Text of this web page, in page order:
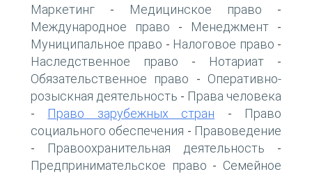
Маркетинг - Медицинское право -
Международное право - Менеджмент -
Муниципальное право - Налоговое право -
Наследственное право - Нотариат -
Обязательственное право - Оперативно-
розыскная деятельность - Права человека
- Право зарубежных стран -
Право
социального обеспечения - Правоведение
- Правоохранительная деятельность -
Предпринимательское право - Семейное